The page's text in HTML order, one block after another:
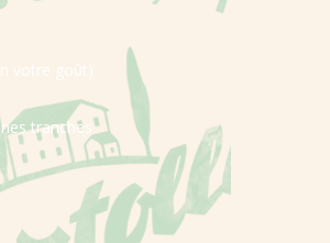
votre goût)
tranches